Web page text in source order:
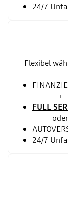
​24/7
Flexibel
+
FULL
oder
24/7